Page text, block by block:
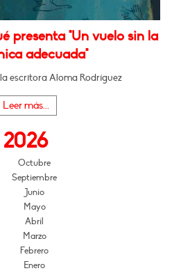
presenta "Un vuelo sin la
adecuada"
escritora Aloma Rodríguez
Leer más...
2026
Octubre
Septiembre
Junio
Mayo
Abril
Marzo
Febrero
Enero